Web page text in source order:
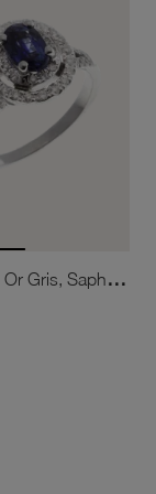
Bague En Or Gris, Saphir Et Diamants